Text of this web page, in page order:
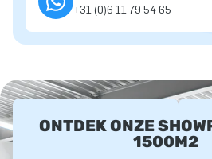
+31 (0)6 11 79 54 65
ONTDEK ONZE
1500M2